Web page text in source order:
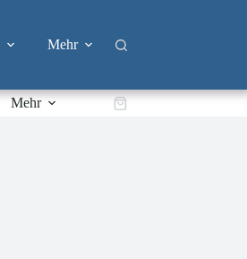
Mehr
Mehr Warenkorb